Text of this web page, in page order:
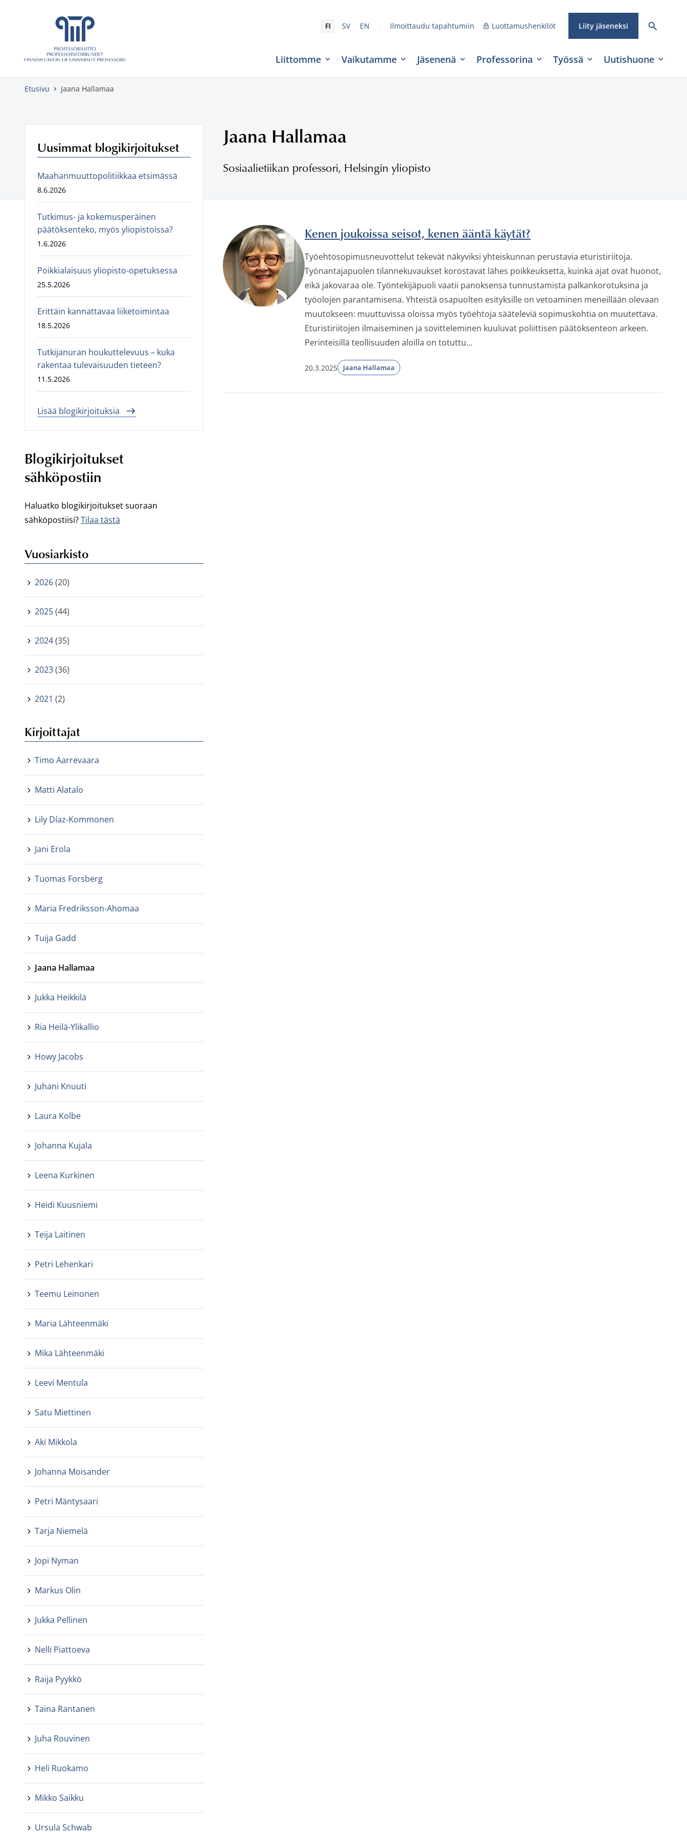
Skippaa sisältö
FI SV EN Ilmoittaudu tapahtumiin Luottamushenkilöt Liity jäseneksi
Liittomme Vaikutamme Jäsenenä Professorina Työssä Uutishuone
Etusivu Jaana Hallamaa
Jaana Hallamaa
Sosiaalietiikan professori, Helsingin yliopisto
Kenen joukoissa seisot, kenen ääntä käytät?
Työehtosopimusneuvottelut tekevät näkyviksi yhteiskunnan perustavia eturistiriitoja.
Työnantajapuolen tilannekuvaukset korostavat lähes poikkeuksetta, kuinka ajat ovat huonot,
eikä jakovaraa ole. Työntekijäpuoli vaatii panoksensa tunnustamista palkankorotuksina ja
työolojen parantamisena. Yhteistä osapuolten esityksille on vetoaminen meneillään olevaan
muutokseen: muuttuvissa oloissa myös työehtoja sääteleviä sopimuskohtia on muutettava.
Eturistiriitojen ilmaiseminen ja sovitteleminen kuuluvat poliittisen päätöksenteon arkeen.
Perinteisillä teollisuuden aloilla on totuttu...
20.3.2025 Jaana Hallamaa
Uusimmat blogikirjoitukset
Maahanmuuttopolitiikkaa etsimässä
8.6.2026
Tutkimus- ja kokemusperäinen
päätöksenteko, myös yliopistoissa?
1.6.2026
Poikkialaisuus yliopisto-opetuksessa
25.5.2026
Erittäin kannattavaa liiketoimintaa
18.5.2026
Tutkijanuran houkuttelevuus – kuka
rakentaa tulevaisuuden tieteen?
11.5.2026
Lisää blogikirjoituksia
Blogikirjoitukset
sähköpostiin
Haluatko blogikirjoitukset suoraan
sähköpostiisi?Tilaa tästä
Vuosiarkisto
2026(20)
2025(44)
2024(35)
2023(36)
2021 (2)
Kirjoittajat
Timo Aarrevaara
Matti Alatalo
Lily Díaz-Kommonen
Jani Erola
Tuomas Forsberg
Maria Fredriksson-Ahomaa
Tuija Gadd
Jaana Hallamaa
Jukka Heikkilä
Ria Heilä-Ylikallio
Howy Jacobs
Juhani Knuuti
Laura Kolbe
Johanna Kujala
Leena Kurkinen
Heidi Kuusniemi
Teija Laitinen
Petri Lehenkari
Teemu Leinonen
Maria Lähteenmäki
Mika Lähteenmäki
Leevi Mentula
Satu Miettinen
Aki Mikkola
Johanna Moisander
Petri Mäntysaari
Tarja Niemelä
Jopi Nyman
Markus Olin
Jukka Pellinen
Nelli Piattoeva
Raija Pyykkö
Taina Rantanen
Juha Rouvinen
Heli Ruokamo
Mikko Saikku
Ursula Schwab